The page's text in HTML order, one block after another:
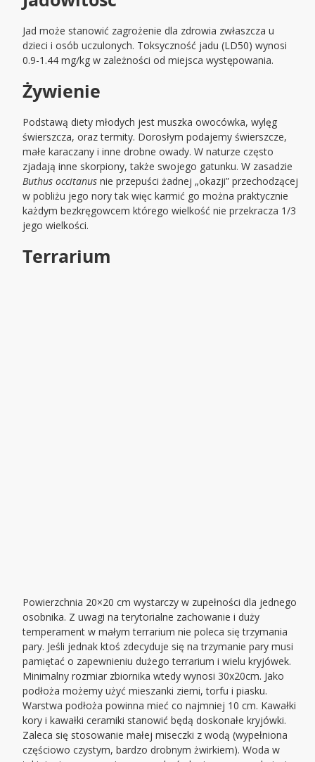
Jad może stanowić zagrożenie dla zdrowia zwłaszcza u
dzieci i osób uczulonych. Toksyczność jadu (LD50) wynosi
0.9-1.44 mg/kg w zależności od miejsca występowania.
Żywienie
Podstawą diety młodych jest muszka owocówka, wylęg
świerszcza, oraz termity. Dorosłym podajemy świerszcze,
małe karaczany i inne drobne owady. W naturze często
zjadają inne skorpiony, także swojego gatunku. W zasadzie
Buthus occitanus nie przepuści żadnej „okazji” przechodzącej
w pobliżu jego nory tak więc karmić go można praktycznie
każdym bezkręgowcem którego wielkość nie przekracza 1/3
jego wielkości.
Terrarium
Powierzchnia 20×20 cm wystarczy w zupełności dla jednego
osobnika. Z uwagi na terytorialne zachowanie i duży
temperament w małym terrarium nie poleca się trzymania
pary. Jeśli jednak ktoś zdecyduje się na trzymanie pary musi
pamiętać o zapewnieniu dużego terrarium i wielu kryjówek.
Minimalny rozmiar zbiornika wtedy wynosi 30x20cm. Jako
podłoża możemy użyć mieszanki ziemi, torfu i piasku.
Warstwa podłoża powinna mieć co najmniej 10 cm. Kawałki
kory i kawałki ceramiki stanowić będą doskonałe kryjówki.
Zaleca się stosowanie małej miseczki z wodą (wypełniona
częściowo czystym, bardzo drobnym żwirkiem). Woda w